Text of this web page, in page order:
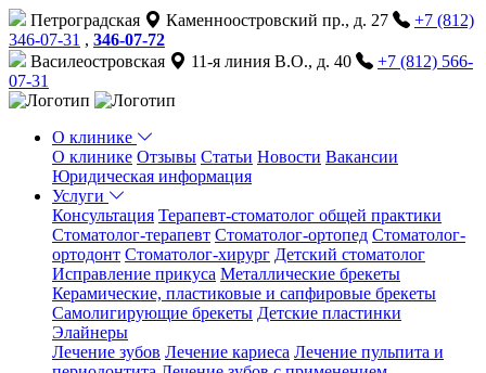
Петроградская Каменноостровский пр., д. 27
+7 (812)
346-07-31 , 346-07-72
Василеостровская
11-я линия В.О., д. 40
+7 (812) 566-
07-31
О клинике
О клинике Отзывы Статьи Новости Вакансии
Юридическая информация
Услуги
Консультация Терапевт-стоматолог общей практики
Cтоматолог-терапевт Стоматолог-ортопед Стоматолог-
ортодонт Стоматолог-хирург Детский стоматолог
Исправление прикуса Металлические брекеты
Керамические, пластиковые и сапфировые брекеты
Самолигирующие брекеты Детские пластинки
Элайнеры
Лечение зубов Лечение кариеса Лечение пульпита и